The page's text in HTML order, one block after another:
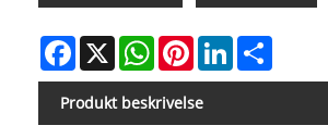
Facebook
X WhatsAppPinterestLinkedIn
Produkt beskrivelse